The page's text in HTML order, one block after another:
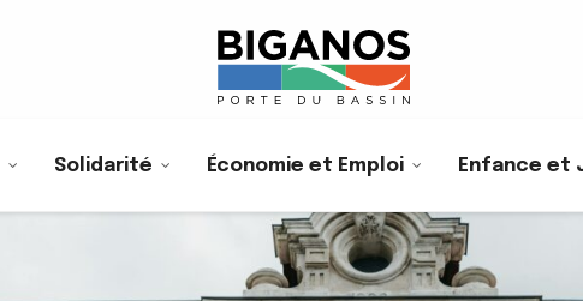
Solidarité Économie et Emploi Enfance et